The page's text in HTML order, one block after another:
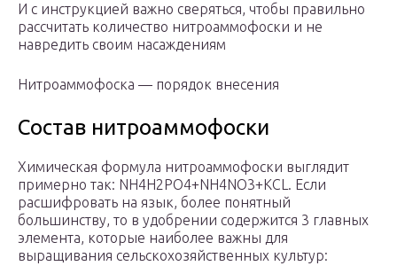
И с инструкцией важно сверяться, чтобы правильно
рассчитать количество нитроаммофоски и не
навредить своим насаждениям
Нитроаммофоска — порядок внесения
Состав нитроаммофоски
Химическая формула нитроаммофоски выглядит
примерно так: NH4H2PO4+NH4NO3+KCL. Если
расшифровать на язык, более понятный
большинству, то в удобрении содержится 3 главных
элемента, которые наиболее важны для
выращивания сельскохозяйственных культур: